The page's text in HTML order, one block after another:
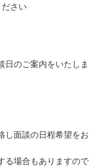
さい
日のご案内をいたしま
し面談の日程希望をお
る場合もありますので